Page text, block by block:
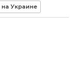
на Украине